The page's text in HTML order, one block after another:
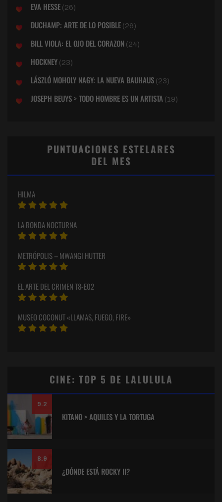
EVA HESSE (26)
DUCHAMP: ARTE DE LO POSIBLE (26)
BILL VIOLA: EL OJO DEL CORAZON (24)
HOCKNEY (23)
LÁSZLÓ MOHOLY NAGY: LA NUEVA BAUHAUS (23)
JOSEPH BEUYS > TODO HOMBRE ES UN ARTISTA (19)
PUNTUACIONES ESTELARES
DEL MES
HILMA
LA RONDA NOCTURNA
METRÓPOLIS – MWANGI HUTTER
EL ARTE DEL CRIMEN T8-E02
MUSEO COCONUT «LLAMAS, FUEGO, FIRE»
CINE: TOP 5 DE LALULULA
9.2
KITANO > AQUILES Y LA TORTUGA
8.9
¿DÓNDE ESTÁ ROCKY II?